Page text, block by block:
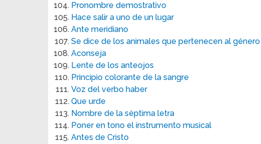
Pronombre demostrativo
Hace salir a uno de un lugar
Ante meridiano
Se dice de los animales que pertenecen al
Aconseja
Lente de los anteojos
Principio colorante de la sangre
Voz del verbo haber
Que urde
Nombre de la séptima letra
Poner en tono el instrumento musical
Antes de Cristo